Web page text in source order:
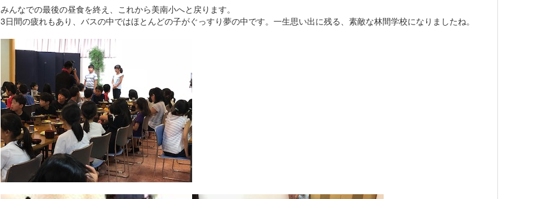
みんなでの最後の昼食を終え、これから美南小へと戻ります。
3日間の疲れもあり、バスの中ではほとんどの子がぐっすり夢の中です。一生思い出に残る、素敵な林間学校になりましたね。